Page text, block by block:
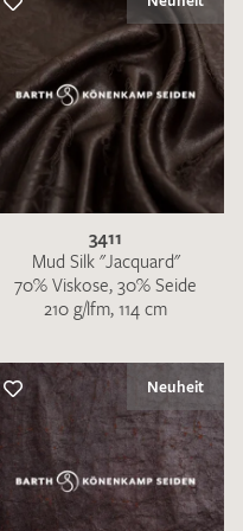
3411
Mud Silk "Jacquard"
70% Viskose, 30% Seide
210 g/lfm, 114 cm
Neuheit